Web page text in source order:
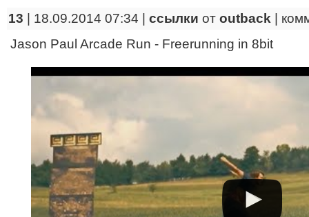
13 | 18.09.2014 07:34 | ссылки от outback
Jason Paul Arcade Run - Freerunning in 8bit